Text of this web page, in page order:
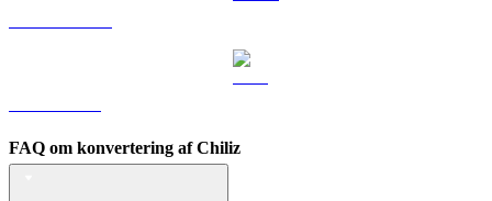
FAQ om konvertering af Chiliz